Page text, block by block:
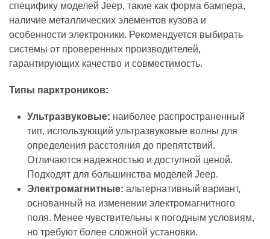
специфику моделей Jeep, такие как форма бампера,
наличие металлических элементов кузова и
особенности электроники. Рекомендуется выбирать
системы от проверенных производителей,
гарантирующих качество и совместимость.
Типы парктроников:
Ультразвуковые: наиболее распространенный
тип, использующий ультразвуковые волны для
определения расстояния до препятствий.
Отличаются надежностью и доступной ценой.
Подходят для большинства моделей Jeep.
Электромагнитные: альтернативный вариант,
основанный на изменении электромагнитного
поля. Менее чувствительны к погодным условиям,
но требуют более сложной установки.